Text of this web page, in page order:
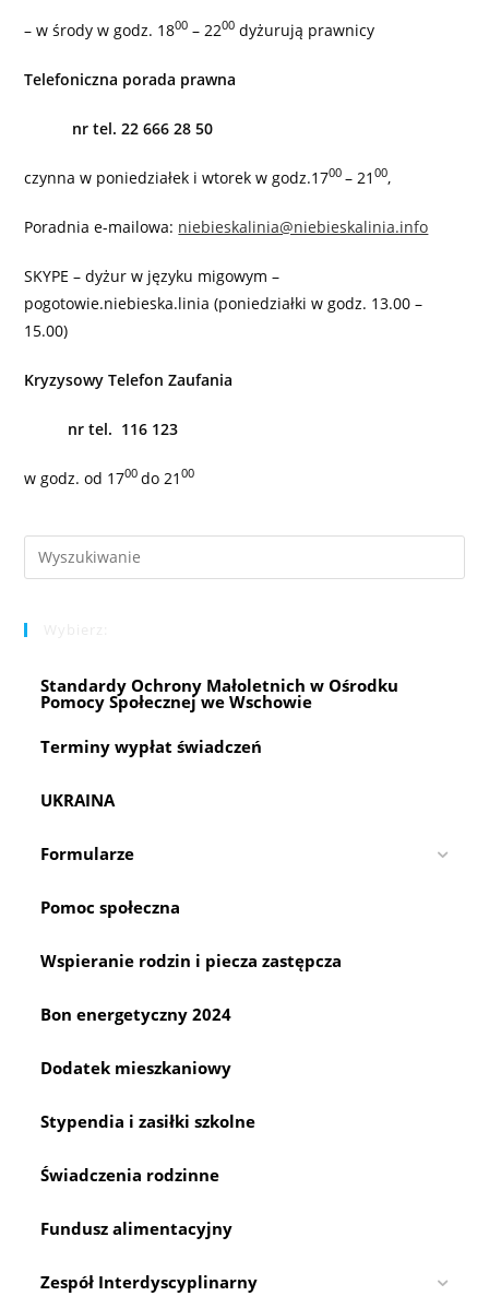
– w środy w godz. 1800 – 2200 dyżurują prawnicy
Telefoniczna porada prawna
nr tel. 22 666 28 50
czynna w poniedziałek i wtorek w godz.1700 – 2100,
Poradnia e-mailowa: niebieskalinia@niebieskalinia.info
SKYPE – dyżur w języku migowym –
pogotowie.niebieska.linia (poniedziałki w godz. 13.00 –
15.00)
Kryzysowy Telefon Zaufania
nr tel. 116 123
w godz. od 1700 do 2100
Standardy Ochrony Małoletnich w Ośrodku
Pomocy Społecznej we Wschowie
Terminy wypłat świadczeń
UKRAINA
Formularze
Pomoc społeczna
Wspieranie rodzin i piecza zastępcza
Bon energetyczny 2024
Dodatek mieszkaniowy
Stypendia i zasiłki szkolne
Świadczenia rodzinne
Fundusz alimentacyjny
Zespół Interdyscyplinarny